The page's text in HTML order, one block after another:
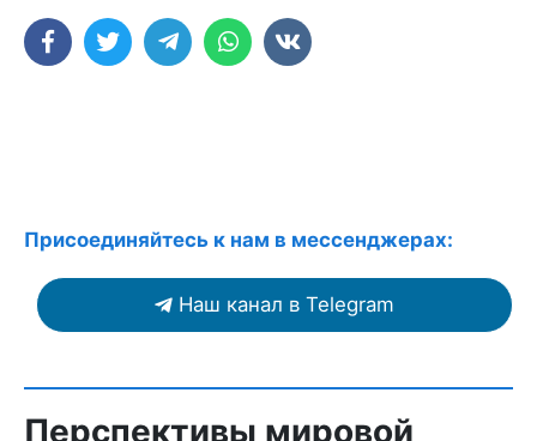
Присоединяйтесь к нам в мессенджерах:
Наш канал в Telegram
Перспективы мировой